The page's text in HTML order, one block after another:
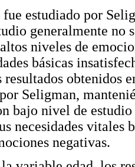
estudiado por
generalmente no
niveles de
básicas
resultados obtenidos
Seligman,
bajo nivel de
necesidades vitales
negativas.